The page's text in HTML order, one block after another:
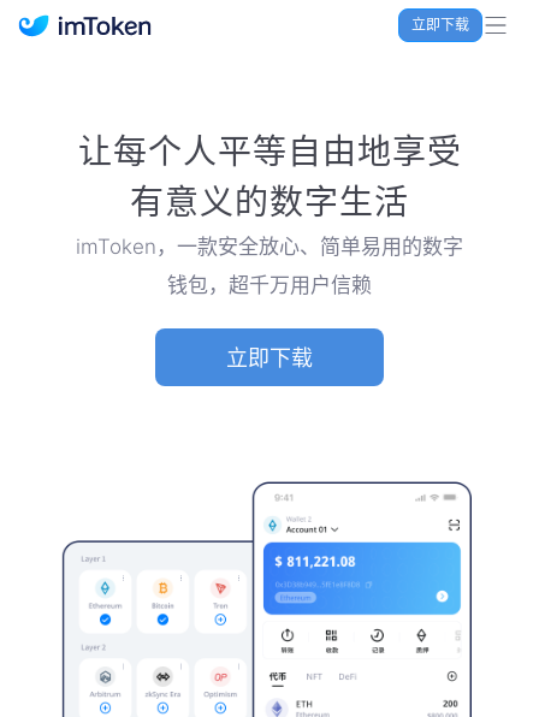
立即下载
imToken 官网｜联合TRX空投大礼包
让每个人平等自由地享受
有意义的数字生活
imToken，一款安全放心、简单易用的数字
钱包，超千万用户信赖
立即下载